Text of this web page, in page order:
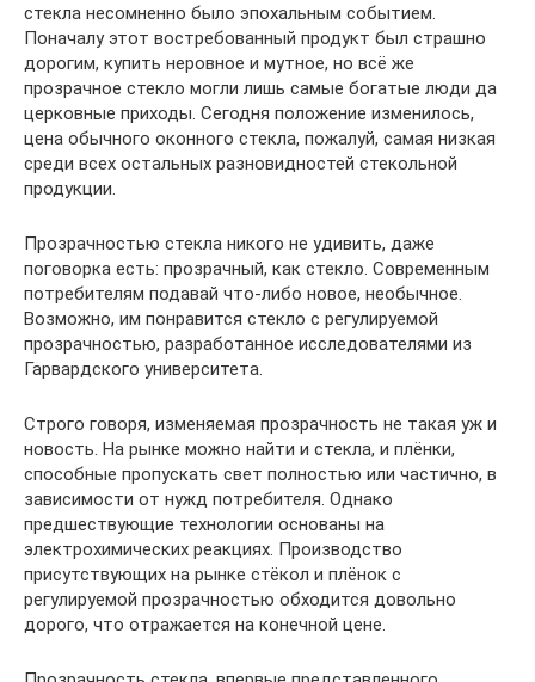
стекла несомненно было эпохальным событием.
Поначалу этот востребованный продукт был страшно
дорогим, купить неровное и мутное, но всё же
прозрачное стекло могли лишь самые богатые люди да
церковные приходы. Сегодня положение изменилось,
цена обычного оконного стекла, пожалуй, самая низкая
среди всех остальных разновидностей стекольной
продукции.
Прозрачностью стекла никого не удивить, даже
поговорка есть: прозрачный, как стекло. Современным
потребителям подавай что-либо новое, необычное.
Возможно, им понравится стекло с регулируемой
прозрачностью, разработанное исследователями из
Гарвардского университета.
Строго говоря, изменяемая прозрачность не такая уж и
новость. На рынке можно найти и стекла, и плёнки,
способные пропускать свет полностью или частично, в
зависимости от нужд потребителя. Однако
предшествующие технологии основаны на
электрохимических реакциях. Производство
присутствующих на рынке стёкол и плёнок с
регулируемой прозрачностью обходится довольно
дорого, что отражается на конечной цене.